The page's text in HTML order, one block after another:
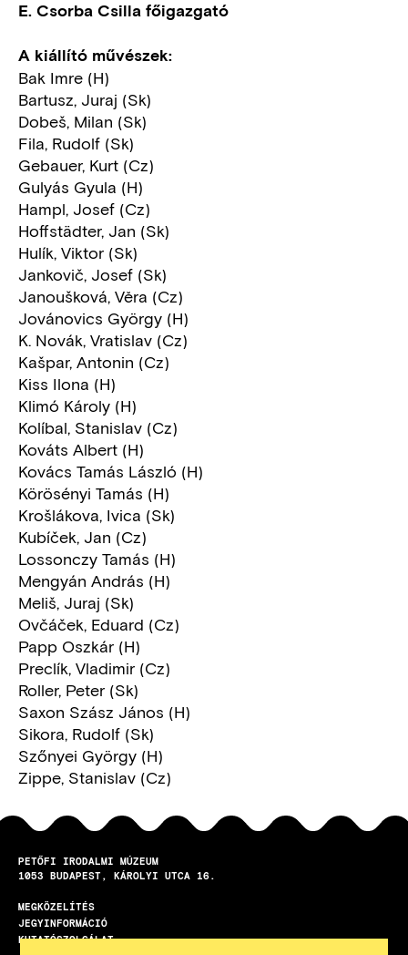
E. Csorba Csilla főigazgató
A kiállító művészek:
Bak Imre (H)
Bartusz, Juraj (Sk)
Dobeš, Milan (Sk)
Fila, Rudolf (Sk)
Gebauer, Kurt (Cz)
Gulyás Gyula (H)
Hampl, Josef (Cz)
Hoffstädter, Jan (Sk)
Hulík, Viktor (Sk)
Jankovič, Josef (Sk)
Janoušková, Vĕra (Cz)
Jovánovics György (H)
K. Novák, Vratislav (Cz)
Kašpar, Antonin (Cz)
Kiss Ilona (H)
Klimó Károly (H)
Kolíbal, Stanislav (Cz)
Kováts Albert (H)
Kovács Tamás László (H)
Körösényi Tamás (H)
Krošlákova, Ivica (Sk)
Kubíček, Jan (Cz)
Lossonczy Tamás (H)
Mengyán András (H)
Meliš, Juraj (Sk)
Ovčáček, Eduard (Cz)
Papp Oszkár (H)
Preclík, Vladimir (Cz)
Roller, Peter (Sk)
Saxon Szász János (H)
Sikora, Rudolf (Sk)
Szőnyei György (H)
Zippe, Stanislav (Cz)
PETŐFI IRODALMI MÚZEUM
1053
BUDAPEST KÁROLYI UTCA 16.
LÁBLÉC
MEGKÖZELÍTÉS
JEGYINFORMÁCIÓ
KUTATÓSZOLGÁLAT